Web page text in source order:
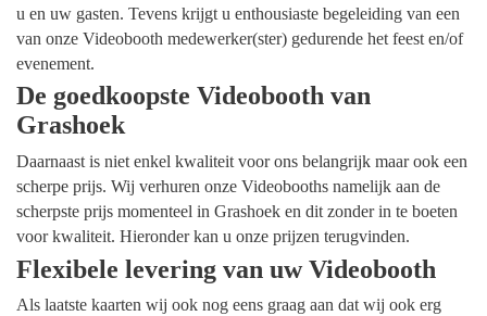
u en uw gasten. Tevens krijgt u enthousiaste begeleiding van een
van onze Videobooth medewerker(ster) gedurende het feest en/of
evenement.
De goedkoopste Videobooth van
Grashoek
Daarnaast is niet enkel kwaliteit voor ons belangrijk maar ook een
scherpe prijs. Wij verhuren onze Videobooths namelijk aan de
scherpste prijs momenteel in Grashoek en dit zonder in te boeten
voor kwaliteit. Hieronder kan u onze prijzen terugvinden.
Flexibele levering van uw Videobooth
Als laatste kaarten wij ook nog eens graag aan dat wij ook erg